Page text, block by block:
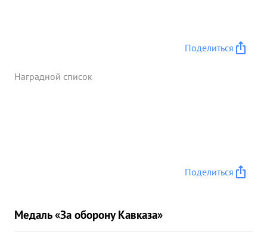
Поделиться
Наградной список
Поделиться
Медаль «За оборону Кавказа»